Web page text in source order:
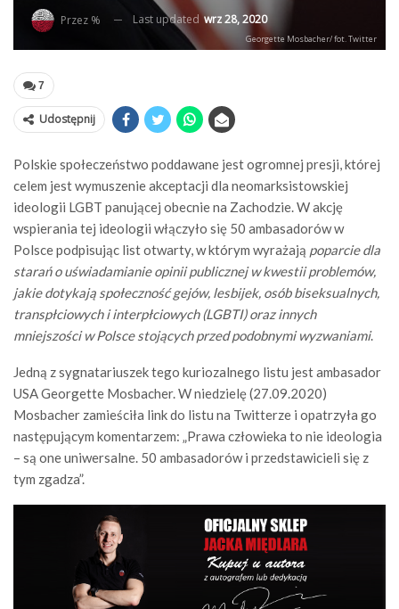
Przez % Last updated wrz 28, 2020
Georgette Mosbacher/ fot. Twitter
7
Udostępnij
Polskie społeczeństwo poddawane jest ogromnej presji, której
celem jest wymuszenie akceptacji dla neomarksistowskiej
ideologii LGBT panującej obecnie na Zachodzie. W akcję
wspierania tej ideologii włączyło się 50 ambasadorów w
Polsce podpisując list otwarty, w którym wyrażają poparcie dla
starań o uświadamianie opinii publicznej w kwestii problemów,
jakie dotykają społeczność gejów, lesbijek, osób biseksualnych,
transpłciowych i interpłciowych (LGBTI) oraz innych
mniejszości w Polsce stojących przed podobnymi wyzwaniami.
Jedną z sygnatariuszek tego kuriozalnego listu jest ambasador
USA Georgette Mosbacher. W niedzielę (27.09.2020)
Mosbacher zamieściła link do listu na Twitterze i opatrzyła go
następującym komentarzem: „Prawa człowieka to nie ideologia
– są one uniwersalne. 50 ambasadorów i przedstawicieli się z
tym zgadza”.